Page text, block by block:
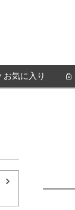
お気に入り